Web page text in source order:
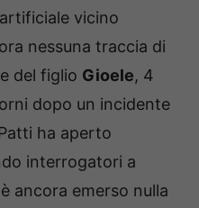
vicino
nessuna traccia di
del figlio Gioele, 4
dopo un incidente
ha aperto
interrogatori a
ancora emerso nulla